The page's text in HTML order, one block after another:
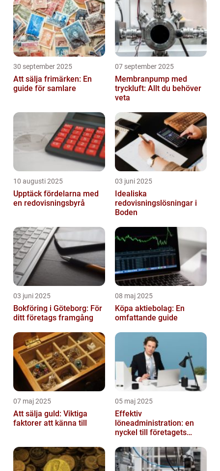
30 september 2025
Att sälja frimärken: En
guide för samlare
07 september 2025
Membranpump med
tryckluft: Allt du behöver
veta
10 augusti 2025
Upptäck fördelarna med
en redovisningsbyrå
03 juni 2025
Idealiska
redovisningslösningar i
Boden
03 juni 2025
Bokföring i Göteborg: För
ditt företags framgång
08 maj 2025
Köpa aktiebolag: En
omfattande guide
07 maj 2025
Att sälja guld: Viktiga
faktorer att känna till
05 maj 2025
Effektiv
löneadministration: en
nyckel till företagets